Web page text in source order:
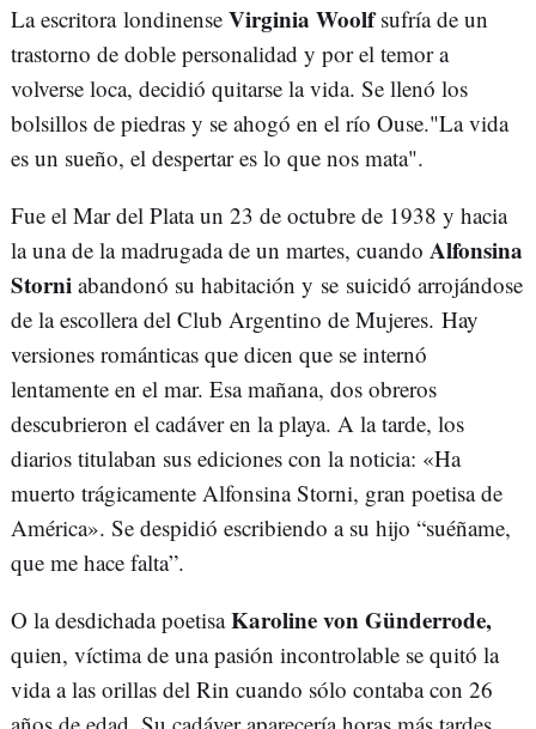
La escritora londinense Virginia Woolfsufría de un
trastorno de doble personalidad y por el temor a
volverse loca, decidió quitarse la vida. Se llenó los
bolsillos de piedras y se ahogó en el río Ouse."La vida
es un sueño, el despertar es lo que nos mata".
Fue el Mar del Plata un 23 de octubre de 1938 y hacia
la una de la madrugada de un martes, cuando Alfonsina
Storni abandonó su habitación y se suicidó arrojándose
de la escollera del Club Argentino de Mujeres. Hay
versiones románticas que dicen que se internó
lentamente en el mar. Esa mañana, dos obreros
descubrieron el cadáver en la playa. A la tarde, los
diarios titulaban sus ediciones con la noticia: «Ha
muerto trágicamente Alfonsina Storni, gran poetisa de
América». Se despidió escribiendo a su hijo “suéñame,
que me hace falta”.
O la desdichada poetisaKaroline von Günderrode,
quien, víctima de una pasión incontrolable se quitó la
vida a las orillas del Rin cuando sólo contaba con 26